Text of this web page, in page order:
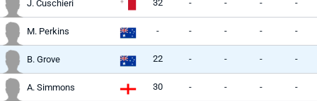
J. Cuschieri 32 - - - -
M. Perkins - - - - -
B. Grove 22 - - - -
A. Simmons 30 - - - -